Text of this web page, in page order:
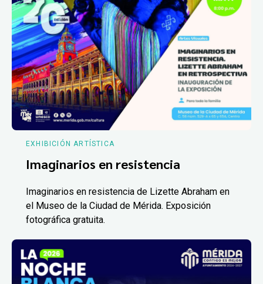
EXHIBICIÓN ARTÍSTICA
Imaginarios en resistencia
Imaginarios en resistencia de Lizette Abraham en
el Museo de la Ciudad de Mérida. Exposición
fotográfica gratuita.